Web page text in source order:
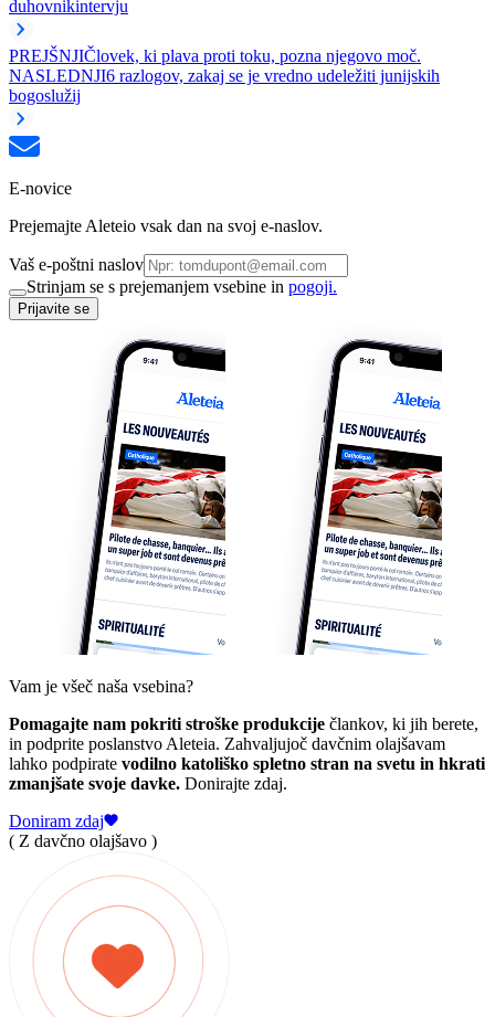
duhovnikintervju
PREJŠNJIČlovek, ki plava proti toku, pozna njegovo moč.
NASLEDNJI6 razlogov, zakaj se je vredno udeležiti junijskih
bogoslužij
E-novice
Prejemajte Aleteio vsak dan na svoj e-naslov.
Vaš e-poštni naslov
Strinjam se s prejemanjem vsebine in pogoji.
Prijavite se
Vam je všeč naša vsebina?
Pomagajte nam pokriti stroške produkcije člankov, ki jih berete,
in podprite poslanstvo Aleteia. Zahvaljujoč davčnim olajšavam
lahko podpirate vodilno katoliško spletno stran na svetu in hkrati
zmanjšate svoje davke. Donirajte zdaj.
Doniram zdaj
( Z davčno olajšavo )